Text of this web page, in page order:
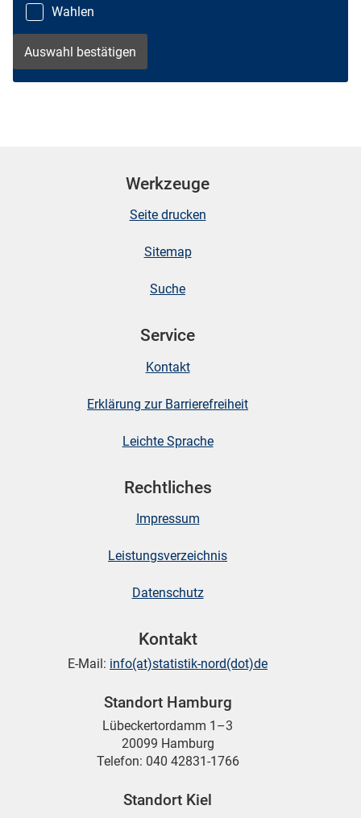
Wahlen
Werkzeuge
Seite drucken
Sitemap
Suche
Service
Kontakt
Erklärung zur Barrierefreiheit
Leichte Sprache
Rechtliches
Impressum
Leistungsverzeichnis
Datenschutz
Kontakt
E-Mail: info(at)statistik-nord(dot)de
Standort Hamburg
Lübeckertordamm 1–3
20099 Hamburg
Telefon: 040 42831-1766
Standort Kiel